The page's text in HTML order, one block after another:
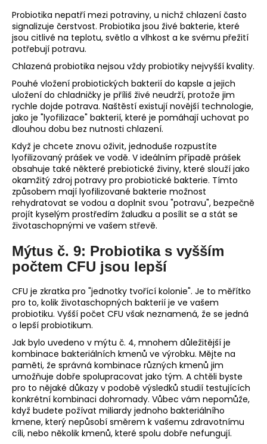
Probiotika nepatří mezi potraviny, u nichž chlazení často
signalizuje čerstvost. Probiotika jsou živé bakterie, které
jsou citlivé na teplotu, světlo a vlhkost a ke svému přežití
potřebují potravu.
Chlazená probiotika nejsou vždy probiotiky nejvyšší kvality.
Pouhé vložení probiotických bakterií do kapsle a jejich
uložení do chladničky je příliš živé neudrží, protože jim
rychle dojde potrava. Naštěstí existují novější technologie,
jako je "lyofilizace" bakterií, které je pomáhají uchovat po
dlouhou dobu bez nutnosti chlazení.
Když je chcete znovu oživit, jednoduše rozpustíte
lyofilizovaný prášek ve vodě. V ideálním případě prášek
obsahuje také některé prebiotické živiny, které slouží jako
okamžitý zdroj potravy pro probiotické bakterie. Tímto
způsobem mají lyofilizované bakterie možnost
rehydratovat se vodou a doplnit svou "potravu", bezpečně
projít kyselým prostředím žaludku a posílit se a stát se
životaschopnými ve vašem střevě.
Mýtus č. 9: Probiotika s vyšším
počtem CFU jsou lepší
CFU je zkratka pro "jednotky tvořící kolonie". Je to měřítko
pro to, kolik životaschopných bakterií je ve vašem
probiotiku. Vyšší počet CFU však neznamená, že se jedná
o lepší probiotikum.
Jak bylo uvedeno v mýtu č. 4, mnohem důležitější je
kombinace bakteriálních kmenů ve výrobku. Mějte na
paměti, že správná kombinace různých kmenů jim
umožňuje dobře spolupracovat jako tým. A chtěli byste
pro to nějaké důkazy v podobě výsledků studií testujících
konkrétní kombinaci dohromady. Vůbec vám nepomůže,
když budete požívat miliardy jednoho bakteriálního
kmene, který nepůsobí směrem k vašemu zdravotnímu
cíli, nebo několik kmenů, které spolu dobře nefungují.